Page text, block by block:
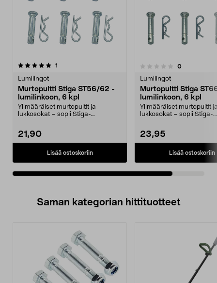
1
Lumilingot
Murtopultti Stiga ST56/62 -
lumilinkoon, 6 kpl
Ylimääräiset murtopultit ja
lukkosokat – sopii Stiga-
21,90
Lisää ostoskoriin
0.0 viidestä
0arvostelut
Lumilingot
Murtopultti Stiga
lumilinkoon, 6 kpl
Ylimääräiset murtopultit
lukkosokat – sopii Stiga-
23,95
Lisää ostoskoriin
Saman kategorian hittituotteet